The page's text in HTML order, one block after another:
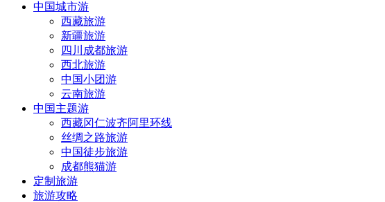
中国城市游
西藏旅游
新疆旅游
四川成都旅游
西北旅游
中国小团游
云南旅游
中国主题游
西藏冈仁波齐阿里环线
丝绸之路旅游
中国徒步旅游
成都熊猫游
定制旅游
旅游攻略